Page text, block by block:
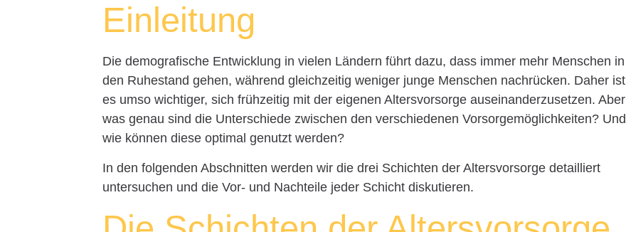
Einleitung
Die demografische Entwicklung in vielen Ländern führt dazu, dass immer mehr Menschen in
den Ruhestand gehen, während gleichzeitig weniger junge Menschen nachrücken. Daher ist
es umso wichtiger, sich frühzeitig mit der eigenen Altersvorsorge auseinanderzusetzen. Aber
was genau sind die Unterschiede zwischen den verschiedenen Vorsorgemöglichkeiten? Und
wie können diese optimal genutzt werden?
In den folgenden Abschnitten werden wir die drei Schichten der Altersvorsorge detailliert
untersuchen und die Vor- und Nachteile jeder Schicht diskutieren.